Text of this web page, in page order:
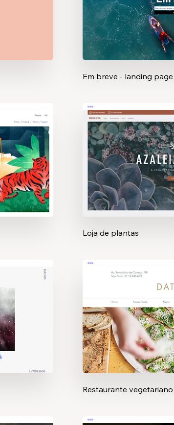
Em breve - landing page
Loja de plantas
Restaurante vegetariano